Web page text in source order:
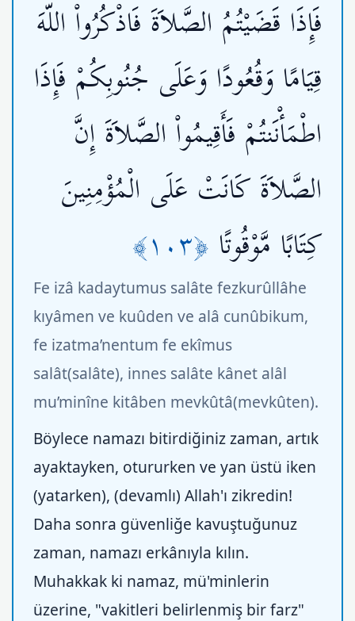
فَإِذَا قَضَيْتُمُ الصَّلاَةَ فَاذْكُرُواْ اللّهَ
قِيَامًا وَقُعُودًا وَعَلَى جُنُوبِكُمْ فَإِذَا
اطْمَأْنَنتُمْ فَأَقِيمُواْ الصَّلاَةَ إِنَّ
الصَّلاَةَ كَانَتْ عَلَى الْمُؤْمِنِينَ
كِتَابًا مَّوْقُوتًا ﴿١٠٣﴾
Fe izâ kadaytumus salâte fezkurûllâhe
kıyâmen ve kuûden ve alâ cunûbikum,
fe izatma’nentum fe ekîmus
salât(salâte), innes salâte kânet alâl
mu’minîne kitâben mevkûtâ(mevkûten).
Böylece namazı bitirdiğiniz zaman, artık
ayaktayken, otururken ve yan üstü iken
(yatarken), (devamlı) Allah'ı zikredin!
Daha sonra güvenliğe kavuştuğunuz
zaman, namazı erkânıyla kılın.
Muhakkak ki namaz, mü'minlerin
üzerine, "vakitleri belirlenmiş bir farz"